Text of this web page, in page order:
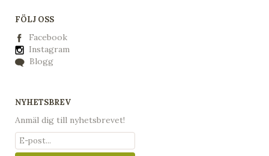
FÖLJ OSS
Facebook
Instagram
Blogg
NYHETSBREV
Anmäl dig till nyhetsbrevet!